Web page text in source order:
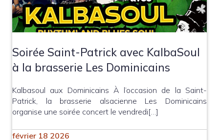
Soirée Saint-Patrick avec KalbaSoul
à la brasserie Les Dominicains
Kalbasoul aux Dominicains À l’occasion de la Saint-
Patrick, la brasserie alsacienne Les Dominicains
organise une soirée concert le vendredi[…]
février 18 2026